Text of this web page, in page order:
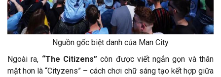
Nguồn gốc biệt danh của Man City
Ngoài ra, “The Citizens”còn được viết ngắn gọn và thân
mật hơn là “Cityzens” – cách chơi chữ sáng tạo kết hợp giữa